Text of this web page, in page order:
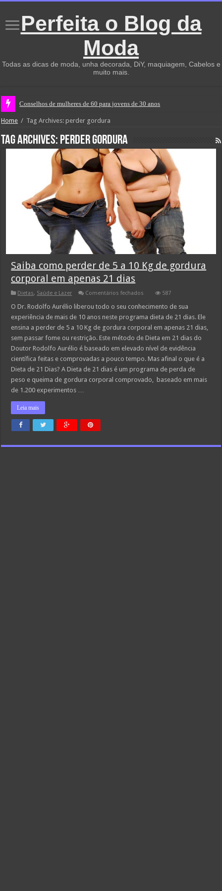
Perfeita o Blog da
Moda
Todas as dicas de moda, unha decorada, DiY, maquiagem, Cabelos e
muito mais.
Conselhos de mulheres de 60 para jovens de 30 anos
Home / Tag Archives: perder gordura
Tag Archives: perder gordura
Saiba como perder de 5 a 10 Kg de gordura
corporal em apenas 21 dias
Dietas, Saúde e Lazer Comentários fechados
como
de
5
a
10
de
gordura
em
apenas
21
587
O Dr. Rodolfo Aurélio liberou todo o seu conhecimento de sua
experiência de mais de 10 anos neste programa dieta de 21 dias. Ele
ensina a perder de 5 a 10 Kg de gordura corporal em apenas 21 dias,
sem passar fome ou restrição. Este método de Dieta em 21 dias do
Doutor Rodolfo Aurélio é baseado em elevado nível de evidência
científica feitas e comprovadas a pouco tempo. Mas afinal o que é a
Dieta de 21 Dias? A Dieta de 21 dias é um programa de perda de
peso e queima de gordura corporal comprovado, baseado em mais
de 1.200 experimentos …
Leia mais